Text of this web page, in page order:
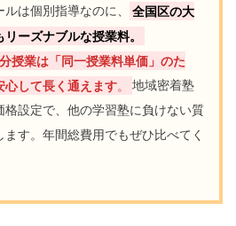
は個別指導なのに、
全国区の大
ーズナブルな授業料。
授業は「同一授業料単価」のた
心して長く通えます。
地域密着塾
格設定で、他の学習塾に負けない質
す。年間総費用でもぜひ比べてく